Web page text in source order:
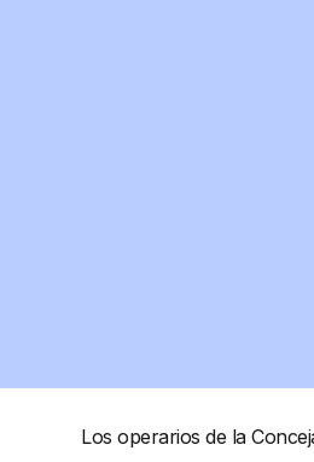
Los operarios de la